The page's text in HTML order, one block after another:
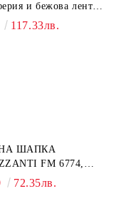
и бежова лента
| Натурален
117.33лв.
ШАПКА
FM 6774,
ЦВЕТЕ
72.35лв.